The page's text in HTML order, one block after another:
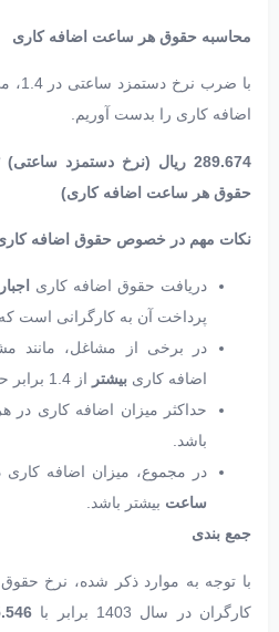
محاسبه حقوق هر ساعت اضافه کاری
با
اضافه کاری را بدست آوریم.
حقوق هر ساعت اضافه کاری)
نکات مهم در خصوص حقوق اضافه
دریافت حقوق اضافه کاری
پرداخت آن به کارگرانی است
در برخی از مشاغل، مانند
اضافه کاری بیشتر از 1.4 برابر حقوق پایه خواهد بود.
حداکثر میزان اضافه کاری در
باشد.
در مجموع، میزان اضافه کاری
ساعت بیشتر باشد.
جمع بندی
با توجه به موارد ذکر شده، نرخ
کارگران در سال 1403 برابر با